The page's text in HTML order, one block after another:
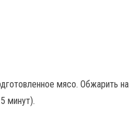
мясо. Обжарить на
минут).